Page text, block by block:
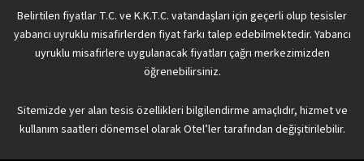
Belirtilen fiyatlar T.C. ve K.K.T.C. vatandaşları için geçerli olup tesisler
yabancı uyruklu misafirlerden fiyat farkı talep edebilmektedir. Yabancı
uyruklu misafirlere uygulanacak fiyatları çağrı merkezimizden
öğrenebilirsiniz.
Sitemizde yer alan tesis özellikleri bilgilendirme amaçlıdır, hizmet ve
kullanım saatleri dönemsel olarak Otel’ler tarafından değişitirilebilir.